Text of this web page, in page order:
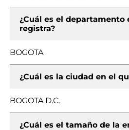
¿Cuál es el departamento
registra?
BOGOTA
¿Cuál es la ciudad en el
BOGOTA D.C.
¿Cuál es el tamaño de la